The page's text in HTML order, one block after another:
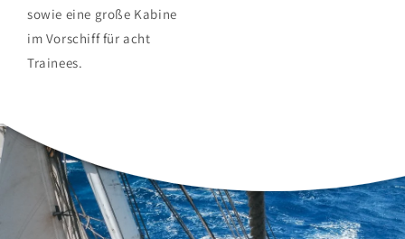
sowie eine große Kabine
im Vorschiff für acht
Trainees.